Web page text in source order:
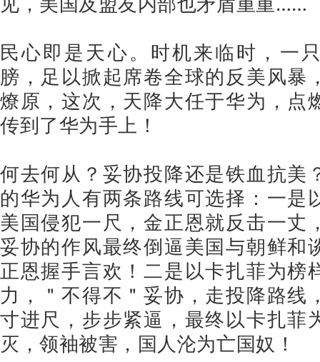
民心即是天心。时机来临时，一
膀，足以掀起席卷全球的反美风暴
燎原，这次，天降大任于华为，点
传到了华为手上！
何去何从？妥协投降还是铁血抗美
的华为人有两条路线可选择：一是
美国侵犯一尺，金正恩就反击一丈
妥协的作风最终倒逼美国与朝鲜和
正恩握手言欢！二是以卡扎菲为榜
力，＂不得不＂妥协，走投降路线
寸进尺，步步紧逼，最终以卡扎菲
灭，领袖被害，国人沦为亡国奴！